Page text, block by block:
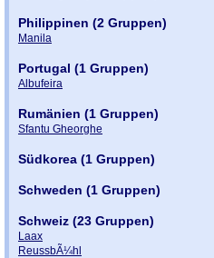
Philippinen (2 Gruppen)
Manila
Portugal (1 Gruppen)
Albufeira
Rumänien (1 Gruppen)
Sfantu Gheorghe
Südkorea (1 Gruppen)
Schweden (1 Gruppen)
Schweiz (23 Gruppen)
Laax
ReussbÃ¼hl